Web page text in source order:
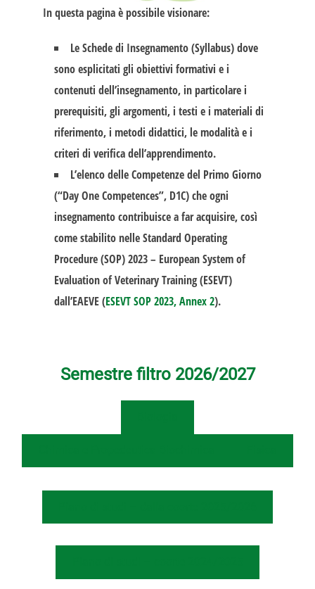
In questa pagina è possibile visionare:
Le Schede di Insegnamento (Syllabus) dove
sono esplicitati gli obiettivi formativi e i
contenuti dell’insegnamento, in particolare i
prerequisiti, gli argomenti, i testi e i materiali di
riferimento, i metodi didattici, le modalità e i
criteri di verifica dell’apprendimento.
L’elenco delle Competenze del Primo Giorno
(“Day One Competences”, D1C) che ogni
insegnamento contribuisce a far acquisire, così
come stabilito nelle Standard Operating
Procedure (SOP) 2023 – European System of
Evaluation of Veterinary Training (ESEVT)
dall’EAEVE (ESEVT SOP 2023, Annex 2).
Semestre filtro 2026/2027